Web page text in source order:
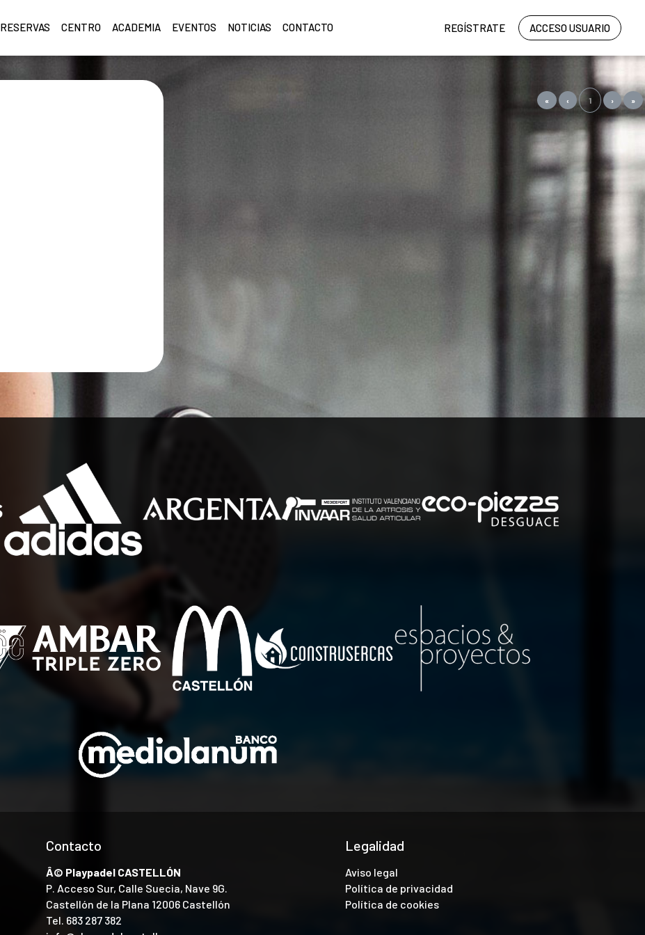
REGÍSTRATE ACCESO USUARIO
RESERVAS CENTRO ACADEMIA EVENTOS NOTICIAS CONTACTO
« ‹ 1 › »
Contacto
Â© Playpadel CASTELLÓN
P. Acceso Sur, Calle Suecia, Nave 9G.
Castellón de la Plana 12006 Castellón
Tel. 683 287 382
Legalidad
Aviso legal
Política de privacidad
Política de cookies